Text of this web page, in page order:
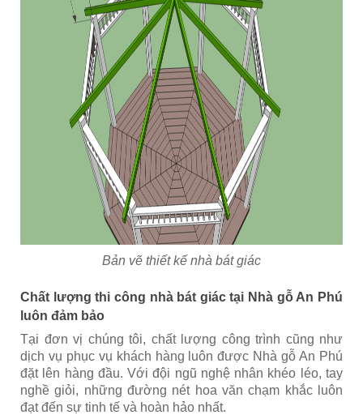
Bản vẽ thiết kế nhà bát giác
Chất lượng thi công nhà bát giác tại Nhà gỗ An Phú
luôn đảm bảo
Tại đơn vị chúng tôi, chất lượng công trình cũng như
dịch vụ phục vụ khách hàng luôn được Nhà gỗ An Phú
đặt lên hàng đầu. Với đội ngũ nghệ nhân khéo léo, tay
nghề giỏi, những đường nét hoa văn chạm khắc luôn
đạt đến sự tinh tế và hoàn hảo nhất.